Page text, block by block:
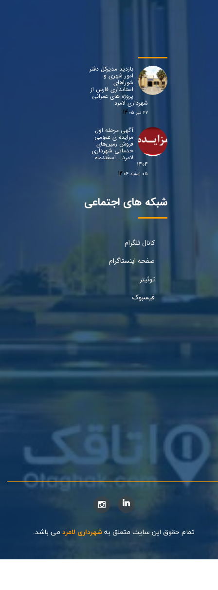
بازدید مدیرکل دفتر
امور شهری و
شوراهای
استانداری فارس از
پروژه های عمرانی
شهرداری لامرد
۲۷ تیر ۰۵
آگهی مرحله اول
مزایده ی عمومی
فروش زمین‌های
خدماتی شهرداری
لامرد ـ اسفندماه
۱۴۰۴
۰۵ اسفند ۰۴
شبکه های اجتماعی
کانال تلگرام
صفحه اینستاگرام
توئیتر
فیسبوک
تمام حقوق این سایت متعلق به شهرداری لامرد می باشد.